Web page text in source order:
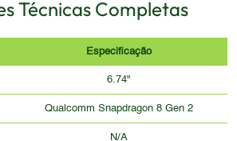
Técnicas Completas
Especificação
6.74"
Qualcomm Snapdragon 8 Gen 2
N/A